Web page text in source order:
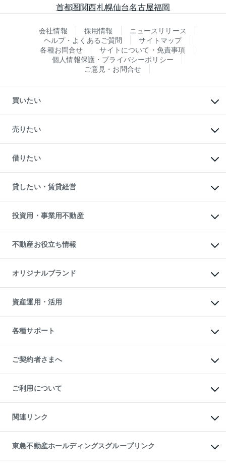
首都圏関西札幌仙台名古屋福岡
会社情報 採用情報
ニュースリリース
ヘルプ・よくあるご質問
サイトマップ
各種お問合せ
サイトについて・免責事項
個人情報保護・プライバシーポリシー
ご意見・お問合せ
買いたい
新築・分譲マンションの購入
中古マンションの購入
一戸建ての購入
中古一戸建ての購入
不動産購入の流れ
注目キーワード物件特集
購入ガイド
English 繁体中文簡体中文
売りたい
一戸建ての売却・査定
土地の売却・査定
スピードAI査定
不動産査定について
不動産売却の流れ
不動産買換えの流れ
売却ガイド
借りたい
オフィス・店舗の賃貸
借りるときの流れ
借りるガイド
貸したい・賃貸経営
マンション賃料データ
賃貸管理プラン
リロケーションについて
貸すガイド
投資用・事業用不動産
事業用不動産
マンション投資
投資用マンション
アパート経営
収益物件
ビル購入（ビル一棟）
投資用不動産の売却査定
事業用不動産の売却査定
不動産お役立ち情報
マンションライブラリー
人気マンションランキング
暮らしに役立つ不動産メディア
不動産相場・不動産価格情報
不動産コラム・ニュース
不動産用語集
不動産なんでもネット相談室
住まいの税金
オリジナルブランド
一棟リノベーションマンション
L`GENTE（ルジェンテ）
区分リノベーションマンション
投資用一棟レジデンスWELL
不動産小口投資
LEGACIA（レガシア）
資産運用・活用
不動産M&A
アセットマネジメント・出資
各種サポート
相続サポート
リフォームサポート
ご契約者さまへ
ご紹介・再契約特典
入居者様専用-各種ご案内（賃貸）
東急こすもす会「こすもすWeb」
ご利用について
金融商品取引について
東急リバブル ソーシャルメディアポリシー
ご意見・お問い合わせ（金融商品取引専用の相談・お問い合わせ窓口）
ダイレクトメール（郵送物）・Eメールなどの送付停止について
関連リンク
これからご結婚される方に東急百貨店のブライダルクラブ
人材サービスのご用命は 東急リバブルスタッフ株式会社まで
東北の逸品を贈ります 東北すぐれものセレクション
東急不動産ホールディングスグループリンク